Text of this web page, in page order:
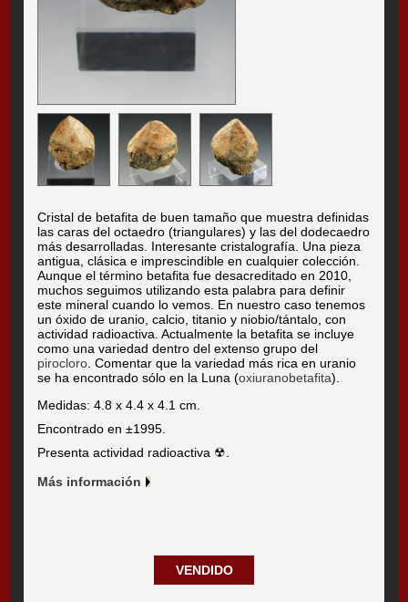
Cristal de betafita de buen tamaño que muestra definidas
las caras del octaedro (triangulares) y las del dodecaedro
más desarrolladas. Interesante cristalografía. Una pieza
antigua, clásica e imprescindible en cualquier colección.
Aunque el término betafita fue desacreditado en 2010,
muchos seguimos utilizando esta palabra para definir
este mineral cuando lo vemos. En nuestro caso tenemos
un óxido de uranio, calcio, titanio y niobio/tántalo, con
actividad radioactiva. Actualmente la betafita se incluye
como una variedad dentro del extenso grupo del
pirocloro. Comentar que la variedad más rica en uranio
se ha encontrado sólo en la Luna (oxiuranobetafita).
Medidas: 4.8 x 4.4 x 4.1 cm.
Encontrado en ±1995.
Presenta actividad radioactiva ☢.
Más información
VENDIDO